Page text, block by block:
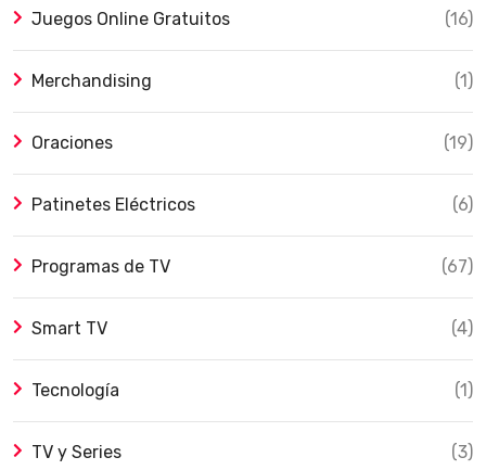
Juegos Online Gratuitos (16)
Merchandising (1)
Oraciones (19)
Patinetes Eléctricos (6)
Programas de TV (67)
Smart TV (4)
Tecnología (1)
TV y Series (3)